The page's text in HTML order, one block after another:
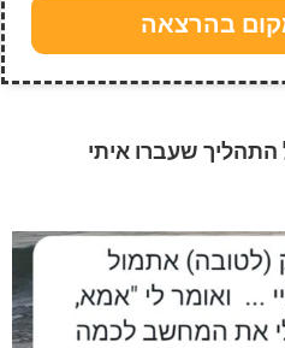
בהרצאה
שעברו איתי